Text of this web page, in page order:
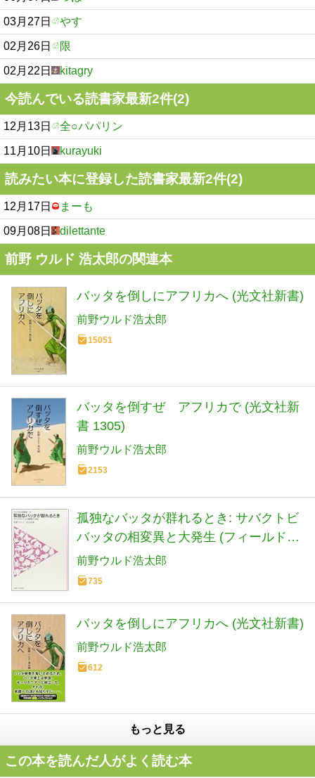
03月27日 やす
02月26日 限
02月22日 kitagry
今読んでいる読書家最新2件(2)
12月13日 全○パパリン
11月10日 kurayuki
読みたい本に登録した読書家最新2件(2)
12月17日 まーも
09月08日 dilettante
前野 ウルド 浩太郎の関連本
バッタを倒しにアフリカへ (光文社新書)
前野ウルド浩太郎
15051
バッタを倒すぜ アフリカで (光文社新
書 1305)
前野ウルド浩太郎
2153
孤独なバッタが群れるとき: サバクトビ
バッタの相変異と大発生 (フィールドの
生物学 9)
前野ウルド浩太郎
735
バッタを倒しにアフリカへ (光文社新書)
前野ウルド浩太郎
612
もっと見る
この本を読んだ人がよく読む本